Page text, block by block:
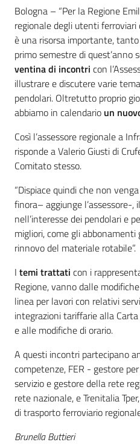
Contenuto
Bologna – “Per la Regione
regionale degli utenti
è una risorsa importante,
primo semestre di
ventina di incontri con
illustrare e discutere varie
pendolari. Oltretutto proprio
abbiamo in calendario un
Così l’assessore regionale a
risponde a Valerio Giusti di
Comitato stesso.
“Dispiace quindi che non
finora– aggiunge l’assessore-
nell’interesse dei pendolari e
migliori, come gli
rinnovo del materiale rotabile”.
I temi trattati con i
Regione, vanno dalle
linea per lavori con relativi
integrazioni tariffarie alla Carta
e alle modifiche di orario.
A questi incontri partecipano
competenze, FER - gestore
servizio e gestore della rete
rete nazionale, e Trenitalia
di trasporto ferroviario
Brunella Buttieri